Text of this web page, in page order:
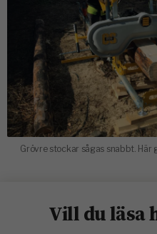
Grövre stockar sågas snabbt. Här
Vill du läsa